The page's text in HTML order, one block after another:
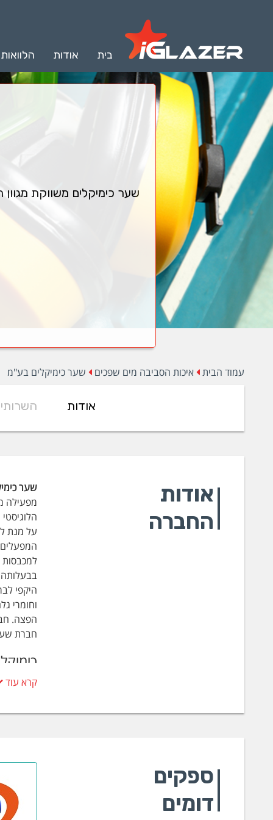
בית אודות
שער כימיקלים משווקת
עמוד הבית איכות הסביבה מים שפכים שער כימיקלים בע"מ
אודות
אודות
החברה
שער
מפעילה
על מנת
המפעלים
היקפי
וחומרי
הפצה.
חברת
קרא עוד
ספקים
דומים